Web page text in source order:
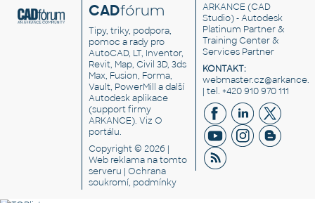
CADfórum
Tipy, triky, podpora,
pomoc a rady pro
AutoCAD, LT, Inventor,
Revit, Map, Civil 3D, 3ds
Max, Fusion, Forma,
Vault, PowerMill a další
Autodesk aplikace
(support firmy
ARKANCE). VizO
portálu.
Copyright © 2026 |
Web reklama na tomto
serveru |Ochrana
soukromí, podmínky
ARKANCE (CAD
Studio) - Autodesk
Platinum Partner &
Training Center &
Services Partner
KONTAKT:
| tel. +420 910 970 111